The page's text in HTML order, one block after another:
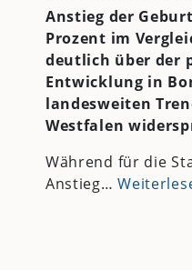
Anstieg der
Prozent im
deutlich über der
Entwicklung in
landesweiten
Westfalen
Während für die
Anstieg…